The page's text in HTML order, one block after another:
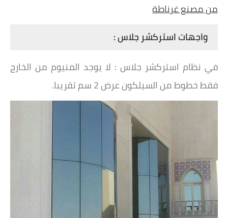
من مصنع غرناطة
واجهات استركشر جلاس :
‏في نظام استركشر جلاس : لا يوجد المنيوم من الخارج
فقط خطوط من السيلكون عرض 2 سم تقريبا.